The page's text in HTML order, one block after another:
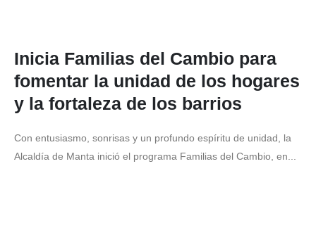
Inicia Familias del Cambio para
fomentar la unidad de los hogares
y la fortaleza de los barrios
Con entusiasmo, sonrisas y un profundo espíritu de unidad, la
Alcaldía de Manta inició el programa Familias del Cambio, en...